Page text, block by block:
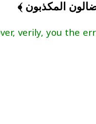
المكذبون ﴾